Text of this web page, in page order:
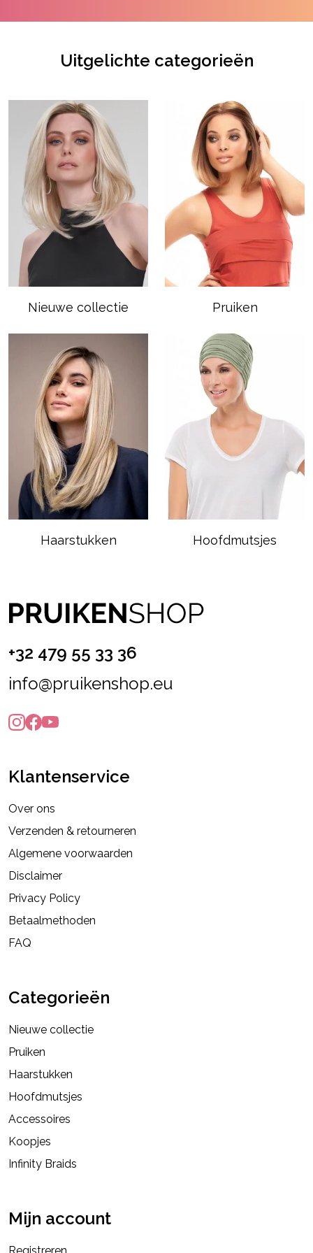
Uitgelichte categorieën
Nieuwe collectie Pruiken
Haarstukken Hoofdmutsjes
+32 479 55 33 36
info@pruikenshop.eu
Klantenservice
Over ons
Verzenden & retourneren
Algemene voorwaarden
Disclaimer
Privacy Policy
Betaalmethoden
FAQ
Categorieën
Nieuwe collectie
Pruiken
Haarstukken
Hoofdmutsjes
Accessoires
Koopjes
Infinity Braids
Mijn account